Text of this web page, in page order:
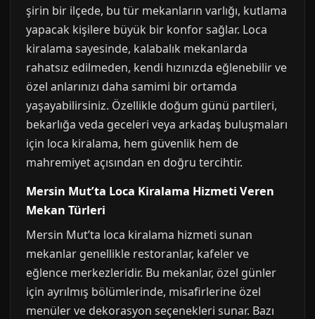
şirin bir ilçede, bu tür mekanların varlığı, kutlama
yapacak kişilere büyük bir konfor sağlar. Loca
kiralama sayesinde, kalabalık mekanlarda
rahatsız edilmeden, kendi hızınızda eğlenebilir ve
özel anlarınızı daha samimi bir ortamda
yaşayabilirsiniz. Özellikle doğum günü partileri,
bekarlığa veda geceleri veya arkadaş buluşmaları
için loca kiralama, hem güvenlik hem de
mahremiyet açısından en doğru tercihtir.
Mersin Mut’ta Loca Kiralama Hizmeti Veren
Mekan Türleri
Mersin Mut’ta loca kiralama hizmeti sunan
mekanlar genellikle restoranlar, kafeler ve
eğlence merkezleridir. Bu mekanlar, özel günler
için ayrılmış bölümlerinde, misafirlerine özel
menüler ve dekorasyon seçenekleri sunar. Bazı